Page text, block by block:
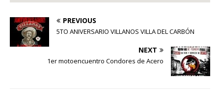
PREVIOUS
5TO ANIVERSARIO VILLANOS VILLA DEL CARBÓN
NEXT
1er motoencuentro Condores de Acero